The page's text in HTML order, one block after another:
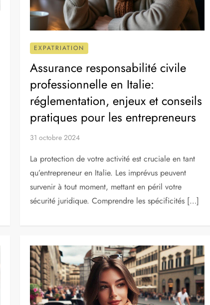
EXPATRIATION
Assurance responsabilité civile
professionnelle en Italie:
réglementation, enjeux et conseils
pratiques pour les entrepreneurs
31 octobre 2024
La protection de votre activité est cruciale en tant
qu’entrepreneur en Italie. Les imprévus peuvent
survenir à tout moment, mettant en péril votre
sécurité juridique. Comprendre les spécificités […]